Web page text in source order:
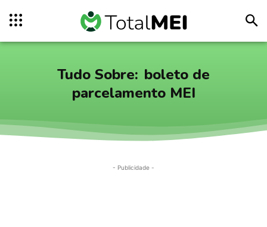
Tudo Sobre: boleto de
parcelamento MEI
- Publicidade -